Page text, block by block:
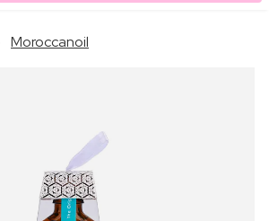
TOEGEVOEGD AAN
Moroccanoil